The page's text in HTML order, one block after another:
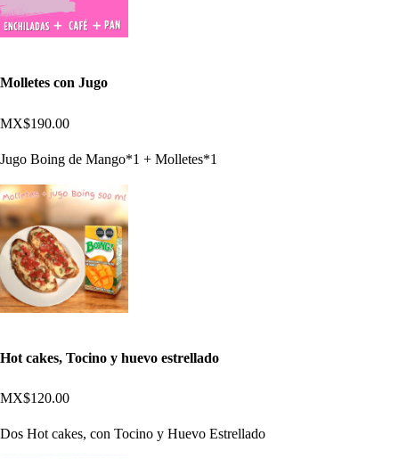
Molletes con Jugo
MX$190.00
Jugo Boing de Mango*1 + Molletes*1
Hot cakes, Tocino y huevo estrellado
MX$120.00
Dos Hot cakes, con Tocino y Huevo Estrellado